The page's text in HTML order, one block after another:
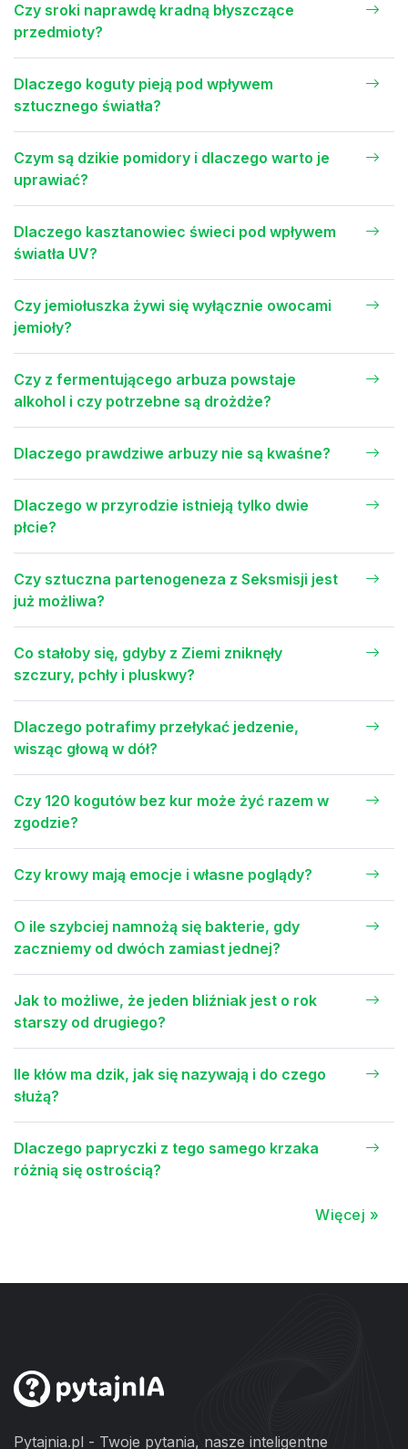
Czy sroki naprawdę kradną błyszczące
przedmioty?
Dlaczego koguty pieją pod wpływem
sztucznego światła?
Czym są dzikie pomidory i dlaczego warto je
uprawiać?
Dlaczego kasztanowiec świeci pod wpływem
światła UV?
Czy jemiołuszka żywi się wyłącznie owocami
jemioły?
Czy z fermentującego arbuza powstaje
alkohol i czy potrzebne są drożdże?
Dlaczego prawdziwe arbuzy nie są kwaśne?
Dlaczego w przyrodzie istnieją tylko dwie
płcie?
Czy sztuczna partenogeneza z Seksmisji jest
już możliwa?
Co stałoby się, gdyby z Ziemi zniknęły
szczury, pchły i pluskwy?
Dlaczego potrafimy przełykać jedzenie,
wisząc głową w dół?
Czy 120 kogutów bez kur może żyć razem w
zgodzie?
Czy krowy mają emocje i własne poglądy?
O ile szybciej namnożą się bakterie, gdy
zaczniemy od dwóch zamiast jednej?
Jak to możliwe, że jeden bliźniak jest o rok
starszy od drugiego?
Ile kłów ma dzik, jak się nazywają i do czego
służą?
Dlaczego papryczki z tego samego krzaka
różnią się ostrością?
Więcej »
Pytajnia.pl - Twoje pytania, nasze inteligentne